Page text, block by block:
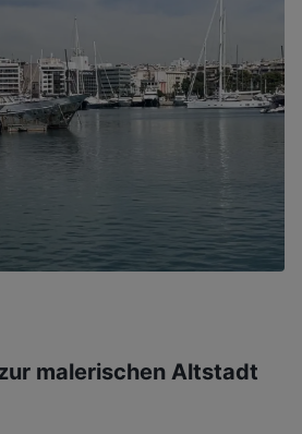
malerischen Altstadt